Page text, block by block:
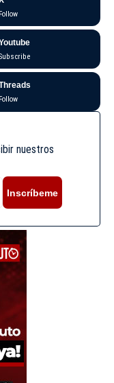
Follow
Follow
nuestros
Inscríbeme